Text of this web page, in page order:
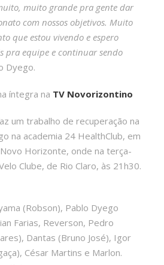
muito grande pra gente dar
com nossos objetivos. Muito
que estou vivendo e espero
pra equipe e continuar sendo
Dyego.
íntegra na TV Novorizontino
um trabalho de recuperação na
na academia 24 HealthClub, em
Horizonte, onde na terça-
Clube, de Rio Claro, às 21h30.
(Robson), Pablo Dyego
Farias, Reverson, Pedro
Dantas (Bruno José), Igor
César Martins e Marlon.